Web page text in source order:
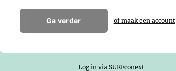
Ga verder of maak een account
Log in via SURFconext